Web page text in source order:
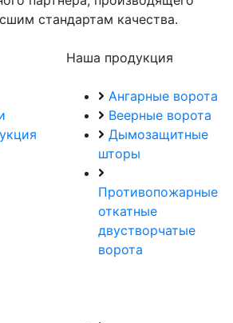
стандартам качества.
Наша продукция
Ангарные ворота
Веерные ворота
Дымозащитные
шторы
Противопожарные
откатные
двустворчатые
ворота